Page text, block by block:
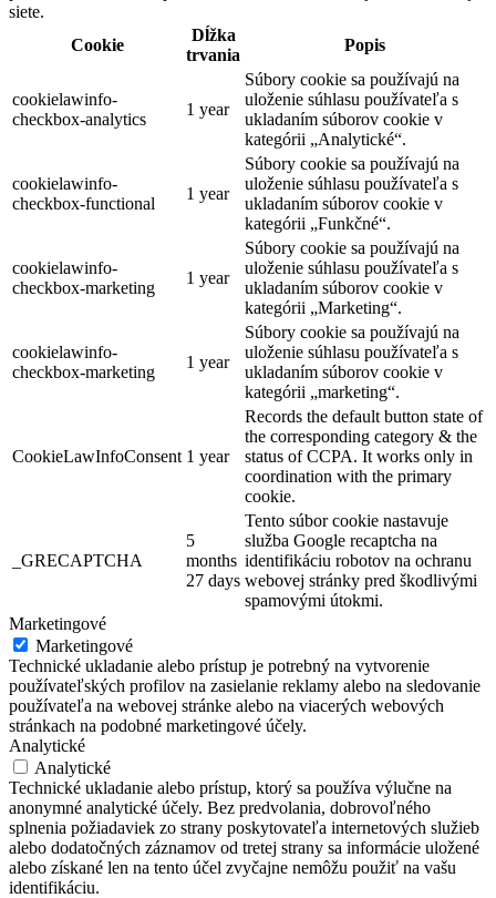
siete.
Cookie
Dĺžka
trvania
Popis
cookielawinfo-
checkbox-analytics
1 year
Súbory cookie sa používajú na
uloženie súhlasu používateľa s
ukladaním súborov cookie v
kategórii „Analytické“.
cookielawinfo-
checkbox-functional
1 year
Súbory cookie sa používajú na
uloženie súhlasu používateľa s
ukladaním súborov cookie v
kategórii „Funkčné“.
cookielawinfo-
checkbox-marketing
1 year
Súbory cookie sa používajú na
uloženie súhlasu používateľa s
ukladaním súborov cookie v
kategórii „Marketing“.
cookielawinfo-
checkbox-marketing
1 year
Súbory cookie sa používajú na
uloženie súhlasu používateľa s
ukladaním súborov cookie v
kategórii „marketing“.
CookieLawInfoConsent 1 year
Records the default button state of
the corresponding category & the
status of CCPA. It works only in
coordination with the primary
cookie.
_GRECAPTCHA
5
months
27 days
Tento súbor cookie nastavuje
služba Google recaptcha na
identifikáciu robotov na ochranu
webovej stránky pred škodlivými
spamovými útokmi.
Marketingové
Marketingové
Technické ukladanie alebo prístup je potrebný na vytvorenie
používateľských profilov na zasielanie reklamy alebo na sledovanie
používateľa na webovej stránke alebo na viacerých webových
stránkach na podobné marketingové účely.
Analytické
Analytické
Technické ukladanie alebo prístup, ktorý sa používa výlučne na
anonymné analytické účely. Bez predvolania, dobrovoľného
splnenia požiadaviek zo strany poskytovateľa internetových služieb
alebo dodatočných záznamov od tretej strany sa informácie uložené
alebo získané len na tento účel zvyčajne nemôžu použiť na vašu
identifikáciu.